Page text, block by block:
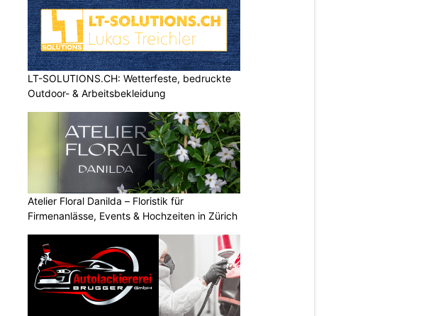
LT-SOLUTIONS.CH: Wetterfeste, bedruckte
Outdoor- & Arbeitsbekleidung
Atelier Floral Danilda – Floristik für
Firmenanlässe, Events & Hochzeiten in Zürich